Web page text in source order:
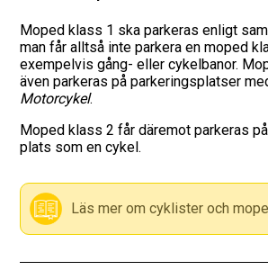
Moped klass 1 ska parkeras enligt
man får alltså inte parkera en moped
exempelvis gång- eller cykelbanor.
även parkeras på parkeringsplatser
Motorcykel.
Moped klass 2 får däremot parkeras
plats som en cykel.
Läs mer om cyklister och